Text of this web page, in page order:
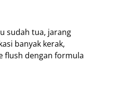
sudah tua, jarang
banyak kerak,
flush dengan formula